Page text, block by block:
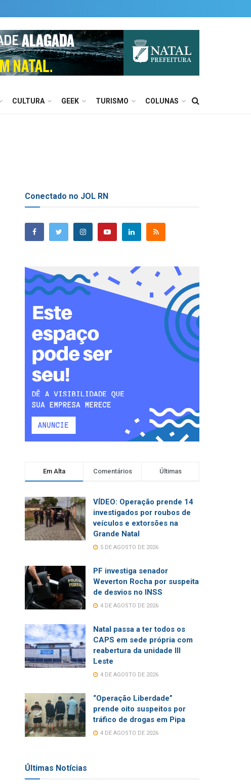
CULTURA GEEK TURISMO COLUNAS
Conectado no JOL RN
Em Alta Comentários Últimas
VÍDEO: Operação prende 14
investigados por roubos de
veículos e extorsões na
Grande Natal
5 DE AGOSTO DE 2026
PF investiga senador
Weverton Rocha por suspeita
de desvios no INSS
4 DE AGOSTO DE 2026
Natal passa a ter todos os
CAPS em sede própria com
reabertura da unidade III
Leste
4 DE AGOSTO DE 2026
“Operação Liberdade”
prende oito suspeitos por
tráfico de drogas em Pipa
4 DE AGOSTO DE 2026
Últimas Notícias